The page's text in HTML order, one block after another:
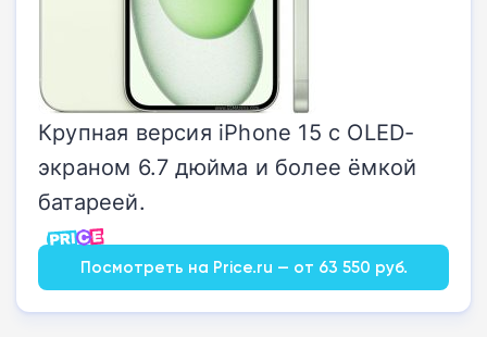
Крупная версия iPhone 15 с OLED-
экраном 6.7 дюйма и более ёмкой
батареей.
Посмотреть на Price.ru — от 63 550 руб.